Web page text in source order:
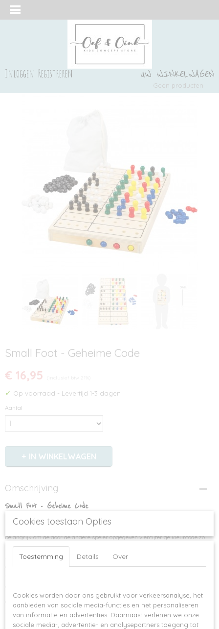
Inloggen Registreren UW WINKELWAGEN
Geen producten
Small Foot - Geheime Code
€ 16,95 (inclusief btw 21%)
✓ Op voorraad - Levertijd 1-3 dagen
Aantal
IN WINKELWAGEN
Omschrijving
Small Foot - Geheime Code
De klassieker onder de logische spellen! Vaardigheid en logisch denken zijn
hier beide vereist van de kleine spruit. In dit spel voor 2 personen is het
belangrijk om de door de andere speler opgegeven viercijferige kleurcode zo
snel mogelijk te ontcijferen. Het giswerk houden we netjes bij met gekleurde en
zwart-witte pionnen op het bord. Wanneer de code is ontcijferd is het spel
afgelopen en hebben we een winnaar. Na afloop kunnen de figuren eenvoudig
concentratie en geheugen vraagt van de spelers, maar is vooral ook erg leuk!
Geschikt voor kinderen vanaf 6 jaar.
Ook interessant
Cookies toestaan Opties
Toestemming Details Over
Cookies worden door ons gebruikt voor verkeersanalyse, het
aanbieden van sociale media-functies en het personaliseren
van informatie en advertenties. Daarnaast verlenen we onze
sociale media-, advertentie- en analysepartners toegang tot